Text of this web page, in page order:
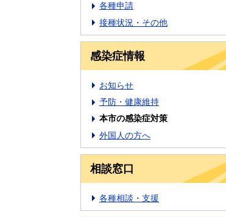
各種申請
接種状況・その他
感染症情報
お知らせ
予防・健康維持
本市の感染症対策
外国人の方へ
相談窓口
各種相談・支援